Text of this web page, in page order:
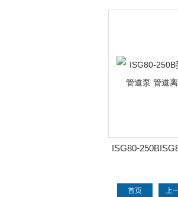
速立式管道泵 管
ISG80-
首页 上